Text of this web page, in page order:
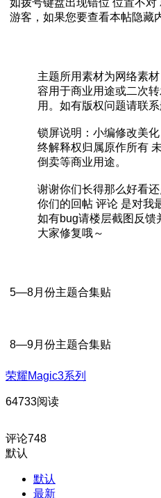
游客，如果您要查看本帖隐藏
主题所用素材为网络素
容用于商业用途或二次
用。如有版权问题请联系
锁屏说明：小编修改美
终解释权归属原作所有
倒卖等商业用途。
谢谢你们长得那么好看
你们的回帖 评论 是对我
如有bug请楼层截图反馈
大家修复哦～
5—8月份主题合集贴
8—9月份主题合集贴
荣耀Magic3系列
64733阅读
评论748
默认
默认
最新